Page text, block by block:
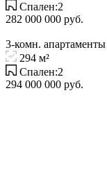
Спален:2
282 000 000 руб.
3-комн.
294 м²
Спален:2
294 000 000 руб.